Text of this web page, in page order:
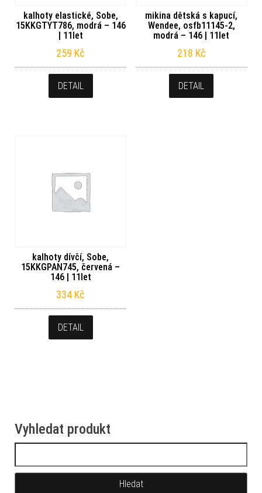
kalhoty elastické, Sobe,
15KKGTYT786, modrá – 146
| 11let
259 Kč
DETAIL
mikina dětská s kapucí,
Wendee, osfb11145-2,
modrá – 146 | 11let
218 Kč
DETAIL
kalhoty dívčí, Sobe,
15KKGPAN745, červená –
146 | 11let
334 Kč
DETAIL
Vyhledat produkt